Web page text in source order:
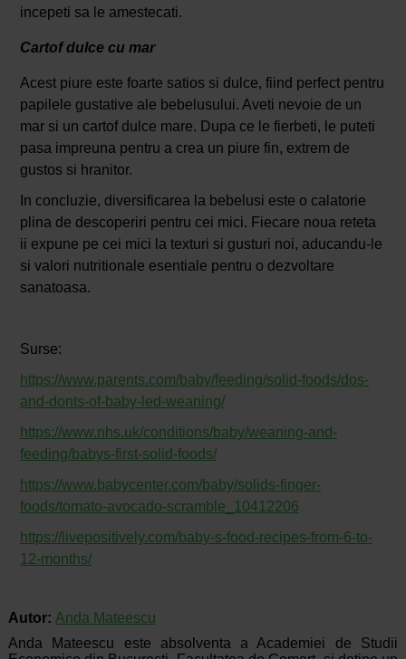
incepeti sa le amestecati.
Cartof dulce cu mar
Acest piure este foarte satios si dulce, fiind perfect pentru
papilele gustative ale bebelusului. Aveti nevoie de un
mar si un cartof dulce mare. Dupa ce le fierbeti, le puteti
pasa impreuna pentru a crea un piure fin, extrem de
gustos si hranitor.
In concluzie, diversificarea la bebelusi este o calatorie
plina de descoperiri pentru cei mici. Fiecare noua reteta
ii expune pe cei mici la texturi si gusturi noi, aducandu-le
si valori nutritionale esentiale pentru o dezvoltare
sanatoasa.
Surse:
https://www.parents.com/baby/feeding/solid-foods/dos-
and-donts-of-baby-led-weaning/
https://www.nhs.uk/conditions/baby/weaning-and-
feeding/babys-first-solid-foods/
https://www.babycenter.com/baby/solids-finger-
foods/tomato-avocado-scramble_10412206
https://livepositively.com/baby-s-food-recipes-from-6-to-
12-months/
Autor: Anda Mateescu
Anda Mateescu este absolventa a Academiei de Studii